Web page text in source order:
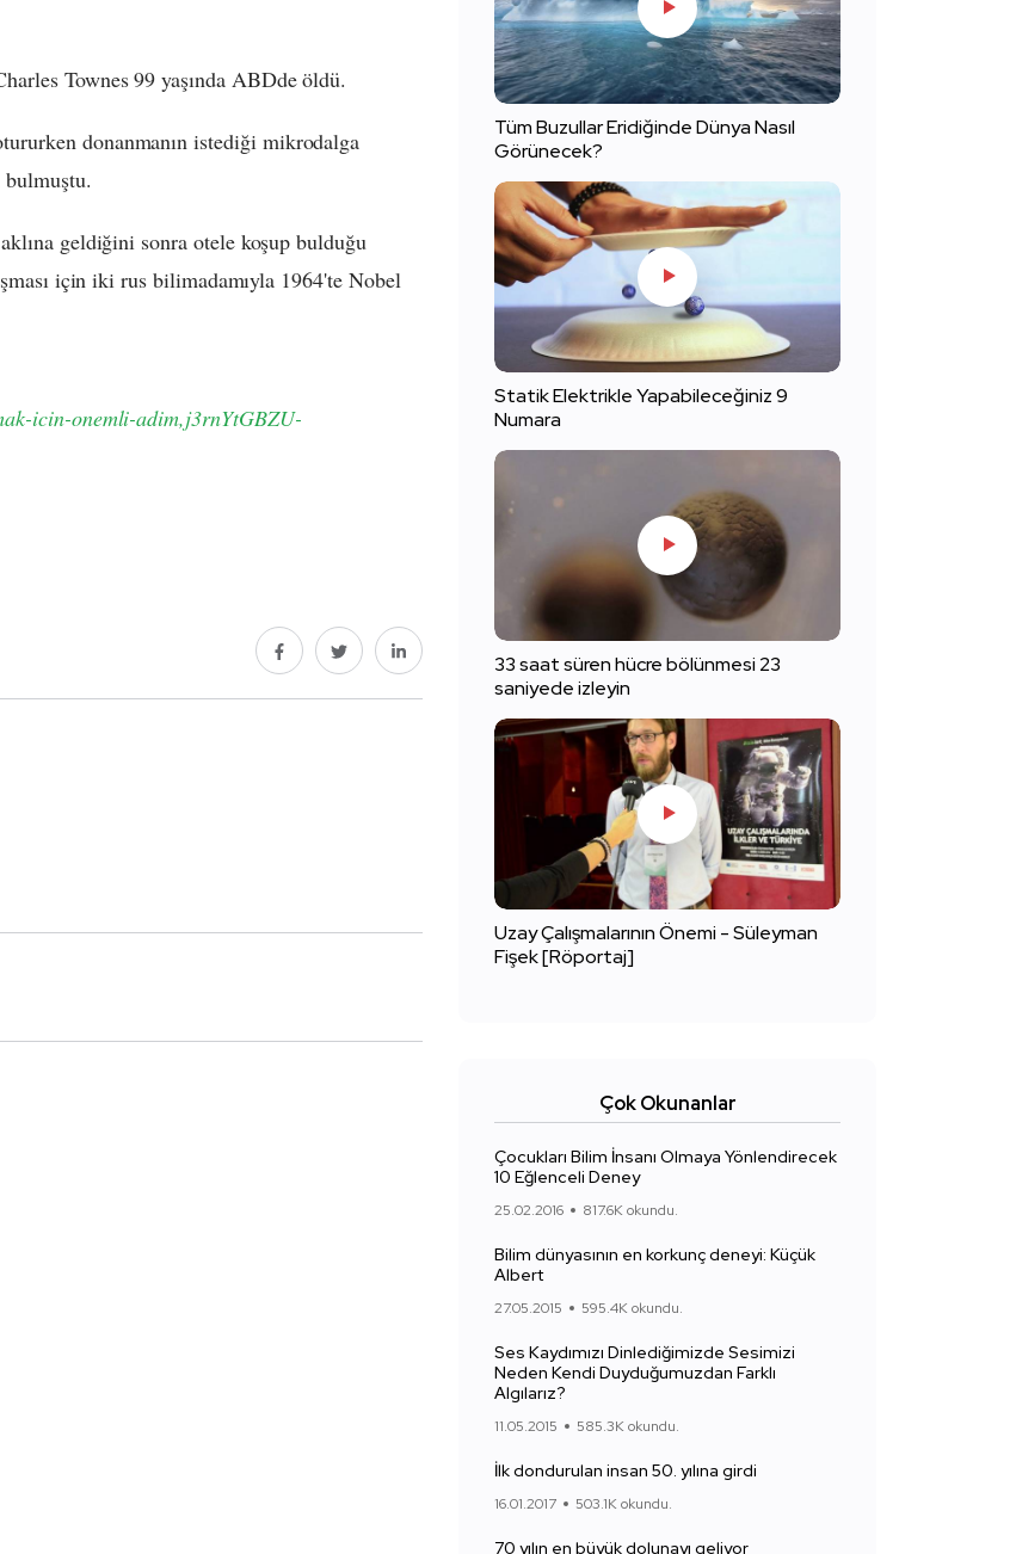
Townes 99 yaşında ABDde öldü.
donanmanın istediği mikrodalga
geldiğini sonra otele koşup bulduğu
için iki rus bilimadamıyla 1964'te Nobel
icin-onemli-adim,j3rnYtGBZU-
Tüm Buzullar Eridiğinde Dünya Nasıl
Görünecek?
Statik Elektrikle Yapabileceğiniz 9
Numara
33 saat süren hücre bölünmesi 23
saniyede izleyin
Uzay Çalışmalarının Önemi - Süleyman
Fişek [Röportaj]
Çok Okunanlar
Çocukları Bilim İnsanı Olmaya Yönlendirecek
10 Eğlenceli Deney
25.02.2016 817.6K okundu.
Bilim dünyasının en korkunç deneyi: Küçük
Albert
27.05.2015 595.4K okundu.
Ses Kaydımızı Dinlediğimizde Sesimizi
Neden Kendi Duyduğumuzdan Farklı
Algılarız?
11.05.2015 585.3K okundu.
İlk dondurulan insan 50. yılına girdi
16.01.2017 503.1K okundu.
70 yılın en büyük dolunayı geliyor